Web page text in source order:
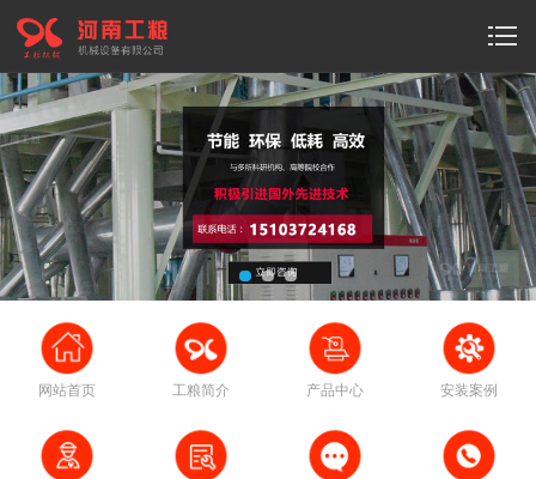
网站首页 工粮简介 产品中心 安装案例